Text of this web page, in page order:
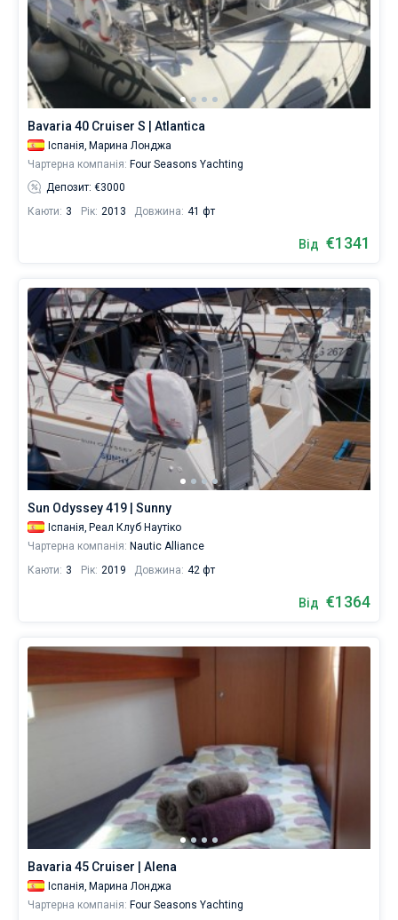
Bavaria 40 Cruiser S | Atlantica
Іспанія, Марина Лонджа
Чартерна компанія: Four Seasons Yachting
Депозит: €3000
Каюти: 3 Рік: 2013 Довжина: 41 фт
Від €1341
Sun Odyssey 419 | Sunny
Іспанія, Реал Клуб Наутіко
Чартерна компанія: Nautic Alliance
Каюти: 3 Рік: 2019 Довжина: 42 фт
Від €1364
Bavaria 45 Cruiser | Alena
Іспанія, Марина Лонджа
Чартерна компанія: Four Seasons Yachting